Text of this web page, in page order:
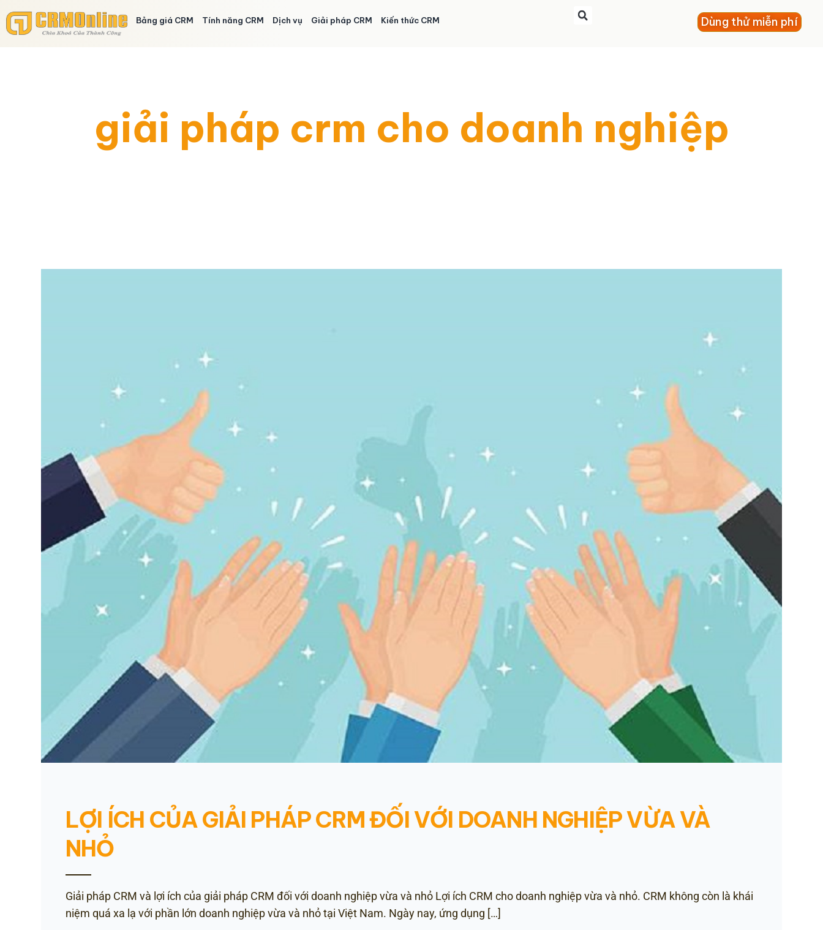
Bảng giá CRM Tính năng CRM Dịch vụ Giải pháp CRM Kiến thức CRM Dùng thử miễn phí
giải pháp crm cho doanh nghiệp
LỢI ÍCH CỦA GIẢI PHÁP CRM ĐỐI VỚI DOANH NGHIỆP VỪA VÀ
NHỎ
Giải pháp CRM và lợi ích của giải pháp CRM đối với doanh nghiệp vừa và nhỏ Lợi ích CRM cho doanh nghiệp vừa và nhỏ. CRM không còn là khái
niệm quá xa lạ với phần lớn doanh nghiệp vừa và nhỏ tại Việt Nam. Ngày nay, ứng dụng […]